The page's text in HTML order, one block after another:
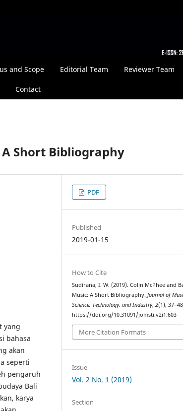
and Scope Editorial Team Reviewer Team
Contact
Short Bibliography
yang
bahasa
akan
seperti
pengaruh
Bali
karya
PDF
Published
2019-01-15
How to Cite
Sudirana, I. W. (2019). Colin McPhee and
Music: A Short Bibliography.Journal of
Science, Technology, and Industry,2(1),
https://doi.org/10.31091/jomsti.v2i1.603
More Citation Formats
Issue
Vol. 2 No. 1 (2019)
Section